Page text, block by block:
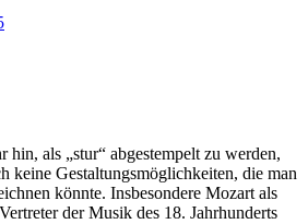
hin, als „stur“ abgestempelt zu werden,
keine Gestaltungsmöglichkeiten, die man
könnte. Insbesondere Mozart als
der Musik des 18. Jahrhunderts